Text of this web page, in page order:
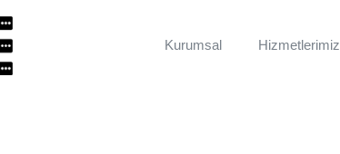
Kurumsal Hizmetlerimiz